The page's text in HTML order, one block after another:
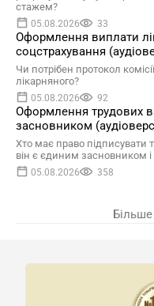
стажем?
05.08.2026 33
Оформлення виплати
соцстрахування
Чи потрібен протокол
лікарняного?
05.08.2026 92
Оформлення трудових
засновником
Хто має право підписувати
він є єдиним засновником
05.08.2026 358